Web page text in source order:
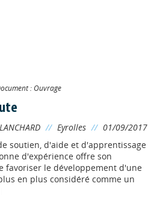
: Ouvrage
// Eyrolles // 01/09/2017
soutien, d'aide et d'apprentissage
d'expérience offre son
favoriser le développement d'une
en plus considéré comme un